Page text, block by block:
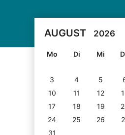
AUGUST 2026
Mo Di Mi
3
4 5
10
11 12
17
18 19
24
25 26
31